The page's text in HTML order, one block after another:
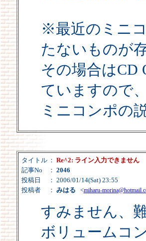
※最近のミニ
たないものが
その場合はCD
ていますので、
ミニコンポの
タイトル ： Re^2: ライン入力できません
記事No
： 2046
投稿日
： 2006/01/14(Sat) 23:55
投稿者
： みはる <miharu-
すみません、
ボリュームコ